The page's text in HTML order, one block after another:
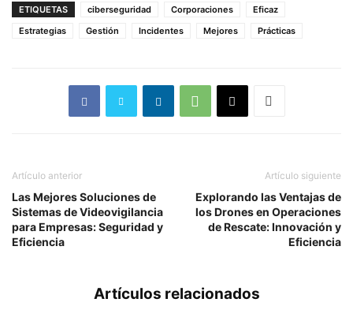
ETIQUETAS ciberseguridad Corporaciones
Eficaz
Estrategias
Gestión Incidentes Mejores Prácticas
Artículo anterior
Las Mejores Soluciones de
Sistemas de Videovigilancia
para Empresas: Seguridad y
Eficiencia
Artículo siguiente
Explorando las Ventajas de
los Drones en Operaciones
de Rescate: Innovación y
Eficiencia
Artículos relacionados